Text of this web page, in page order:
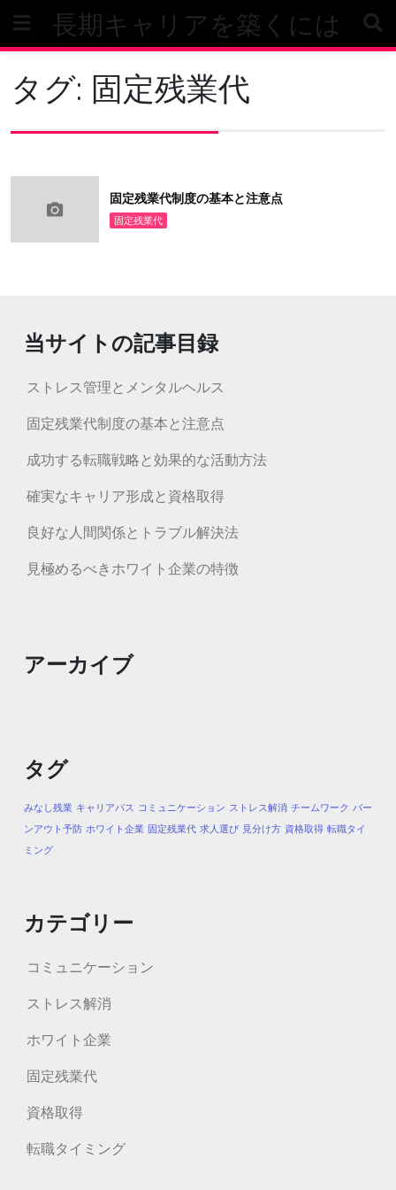
content
長期キャリアを築くには
タグ: 固定残業代
固定残業代制度の基本と注意点
固定残業代
当サイトの記事目録
ストレス管理とメンタルヘルス
固定残業代制度の基本と注意点
成功する転職戦略と効果的な活動方法
確実なキャリア形成と資格取得
良好な人間関係とトラブル解決法
見極めるべきホワイト企業の特徴
アーカイブ
タグ
みなし残業 キャリアパス コミュニケーション ストレス解消 チームワーク バー
ンアウト予防 ホワイト企業 固定残業代 求人選び 見分け方 資格取得 転職タイ
ミング
カテゴリー
コミュニケーション
ストレス解消
ホワイト企業
固定残業代
資格取得
転職タイミング